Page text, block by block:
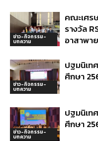
ข่าว-กิจกรรม-
บทความ
คณะเศร
รางวัล
อาสาพา
ข่าว-กิจกรรม-
บทความ
ปฐมนิเท
ศึกษา
ข่าว-กิจกรรม-
บทความ
ปฐมนิเท
ศึกษา